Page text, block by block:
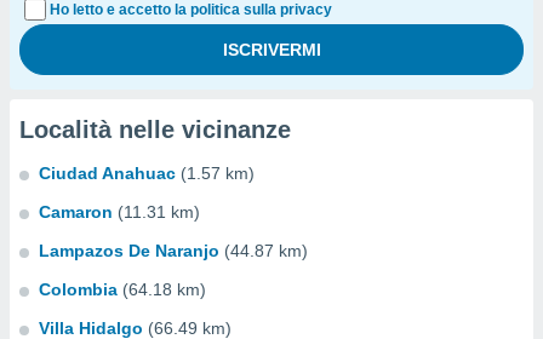
Ho letto e accetto la politica sulla privacy
Località nelle vicinanze
Ciudad Anahuac (1.57 km)
Camaron (11.31 km)
Lampazos De Naranjo (44.87 km)
Colombia (64.18 km)
Villa Hidalgo (66.49 km)